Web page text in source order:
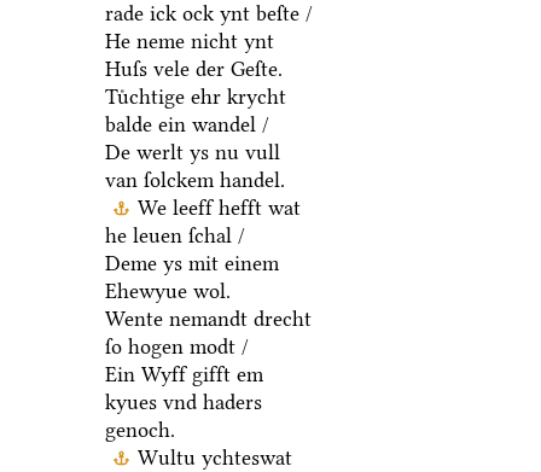
rade ick ock ynt beſte /
He neme nicht ynt
Huſs vele der Geſte.
Tuͤchtige ehr krycht
balde ein wandel /
De werlt ys nu vull
van ſolckem handel.
We leeff hefft wat
he leuen ſchal /
Deme ys mit einem
Ehewyue wol.
Wente nemandt drecht
ſo hogen modt /
Ein Wyff gifft em
kyues vnd haders
genoch.
Wultu ychteswat